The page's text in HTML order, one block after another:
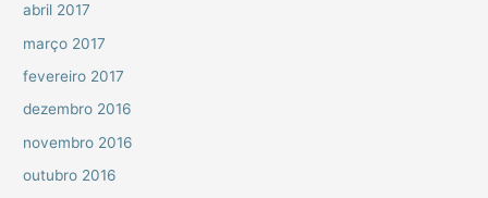
abril 2017
março 2017
fevereiro 2017
dezembro 2016
novembro 2016
outubro 2016